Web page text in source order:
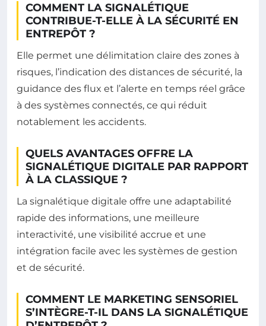
COMMENT LA SIGNALÉTIQUE
CONTRIBUE-T-ELLE À LA SÉCURITÉ EN
ENTREPÔT ?
Elle permet une délimitation claire des zones à
risques, l’indication des distances de sécurité, la
guidance des flux et l’alerte en temps réel grâce
à des systèmes connectés, ce qui réduit
notablement les accidents.
QUELS AVANTAGES OFFRE LA
SIGNALÉTIQUE DIGITALE PAR RAPPORT
À LA CLASSIQUE ?
La signalétique digitale offre une adaptabilité
rapide des informations, une meilleure
interactivité, une visibilité accrue et une
intégration facile avec les systèmes de gestion
et de sécurité.
COMMENT LE MARKETING SENSORIEL
S’INTÈGRE-T-IL DANS LA SIGNALÉTIQUE